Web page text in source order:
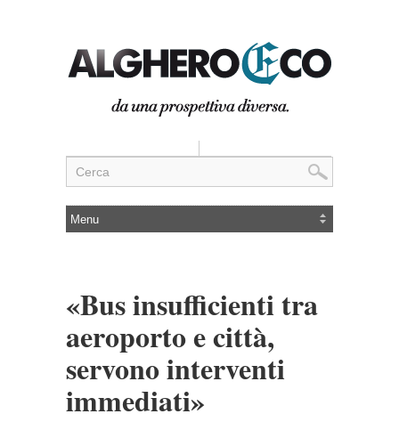
«Bus insufficienti tra
aeroporto e città,
servono interventi
immediati»